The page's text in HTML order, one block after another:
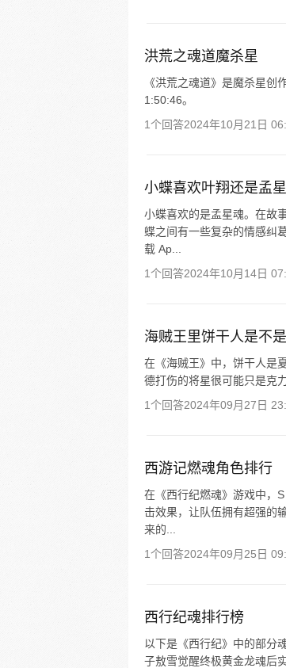
洪荒之魂道魔杀星
《洪荒之魂道》是魔杀星
1:50:46。
1个回答2024年10月21日
小蝶喜欢叶翔还是孟
小蝶喜欢的是孟星魂。在故
蝶之间有一些复杂的情感纠
载 Ap...
1个回答2024年10月14日
海贼王里饼干人是不
在《海贼王》中，饼干人是
德打伤的将星很可能只是克
1个回答2024年09月27日
西游记燃魂角色排行
在《西行纪燃魂》游戏中，
击效果，让队伍拥有超强的
来的...
1个回答2024年09月25日
西行纪魂排行榜
以下是《西行纪》中的部分
子敖雪觉醒终极黄金龙魂后